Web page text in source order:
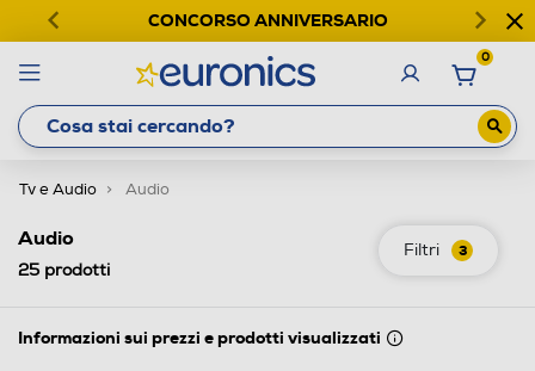
CONCORSO ANNIVERSARIO
0
Tv e Audio Audio
Filtri 3
Audio
25 prodotti
Informazioni sui prezzi e prodotti visualizzati